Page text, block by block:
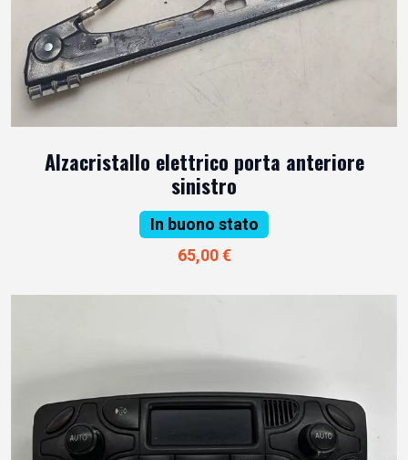
Alzacristallo elettrico porta anteriore
sinistro
In buono stato
65,00 €